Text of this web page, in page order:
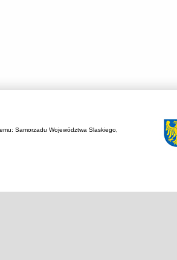
Samorzadu Województwa Slaskiego,